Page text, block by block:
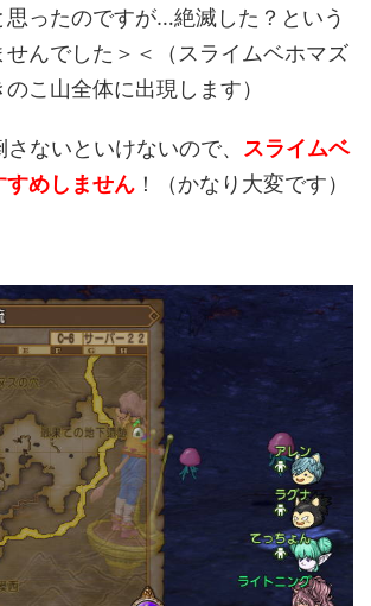
思ったのですが…絶滅した？という
せんでした＞＜（スライムベホマズ
こ山全体に出現します）
ないといけないので、 スライムベ
すめしません ！（かなり大変です）